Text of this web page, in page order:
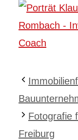
Fotografie
Freiburg